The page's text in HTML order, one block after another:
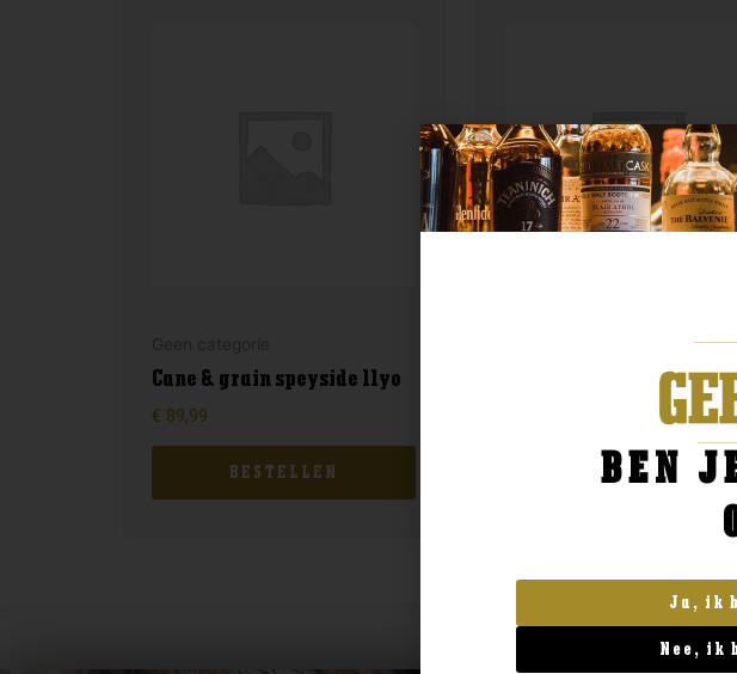
Cane & grain speyside 11yo
€ 89,99
BESTELLEN
Forster spatlese 0.75
BESTELLEN
BEN
Ja, ik
Nee, ik